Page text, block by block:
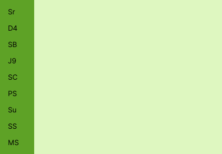
Sr
D4
SB
J9
SC
PS
Su
SS
MS